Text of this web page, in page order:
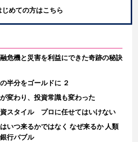
じめての方はこちら
危機と災害を利益にできた奇跡の秘訣
半分をゴールドに ２
変わり、投資常識も変わった
スタイル プロに任せてはいけない
いつ来るかではなく なぜ来るか 人類
行バブル